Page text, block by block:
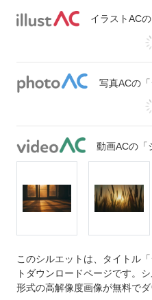
イラストAC
写真ACの
動画ACの「
このシルエットは、タイトル
トダウンロードページです。
形式の高解像度画像が無料でダ